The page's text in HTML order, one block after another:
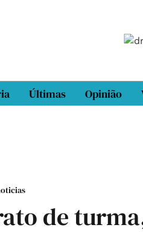
Últimas Opinião
de